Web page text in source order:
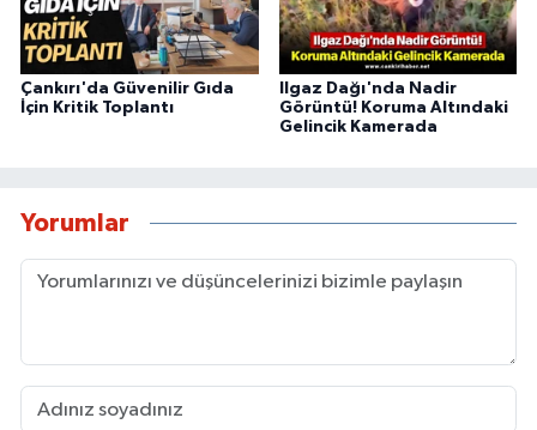
Çankırı'da Güvenilir Gıda
İçin Kritik Toplantı
Ilgaz Dağı'nda Nadir
Görüntü! Koruma Altındaki
Gelincik Kamerada
Yorumlar